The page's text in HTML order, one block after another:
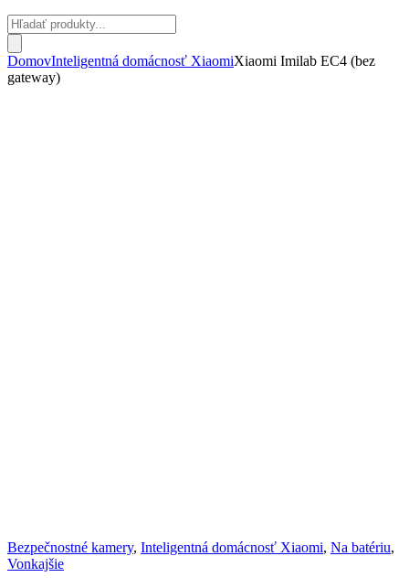
Products
search
DomovInteligentná domácnosť XiaomiXiaomi Imilab EC4 (bez
gateway)
Bezpečnostné kamery, Inteligentná domácnosť Xiaomi, Na batériu,
Vonkajšie